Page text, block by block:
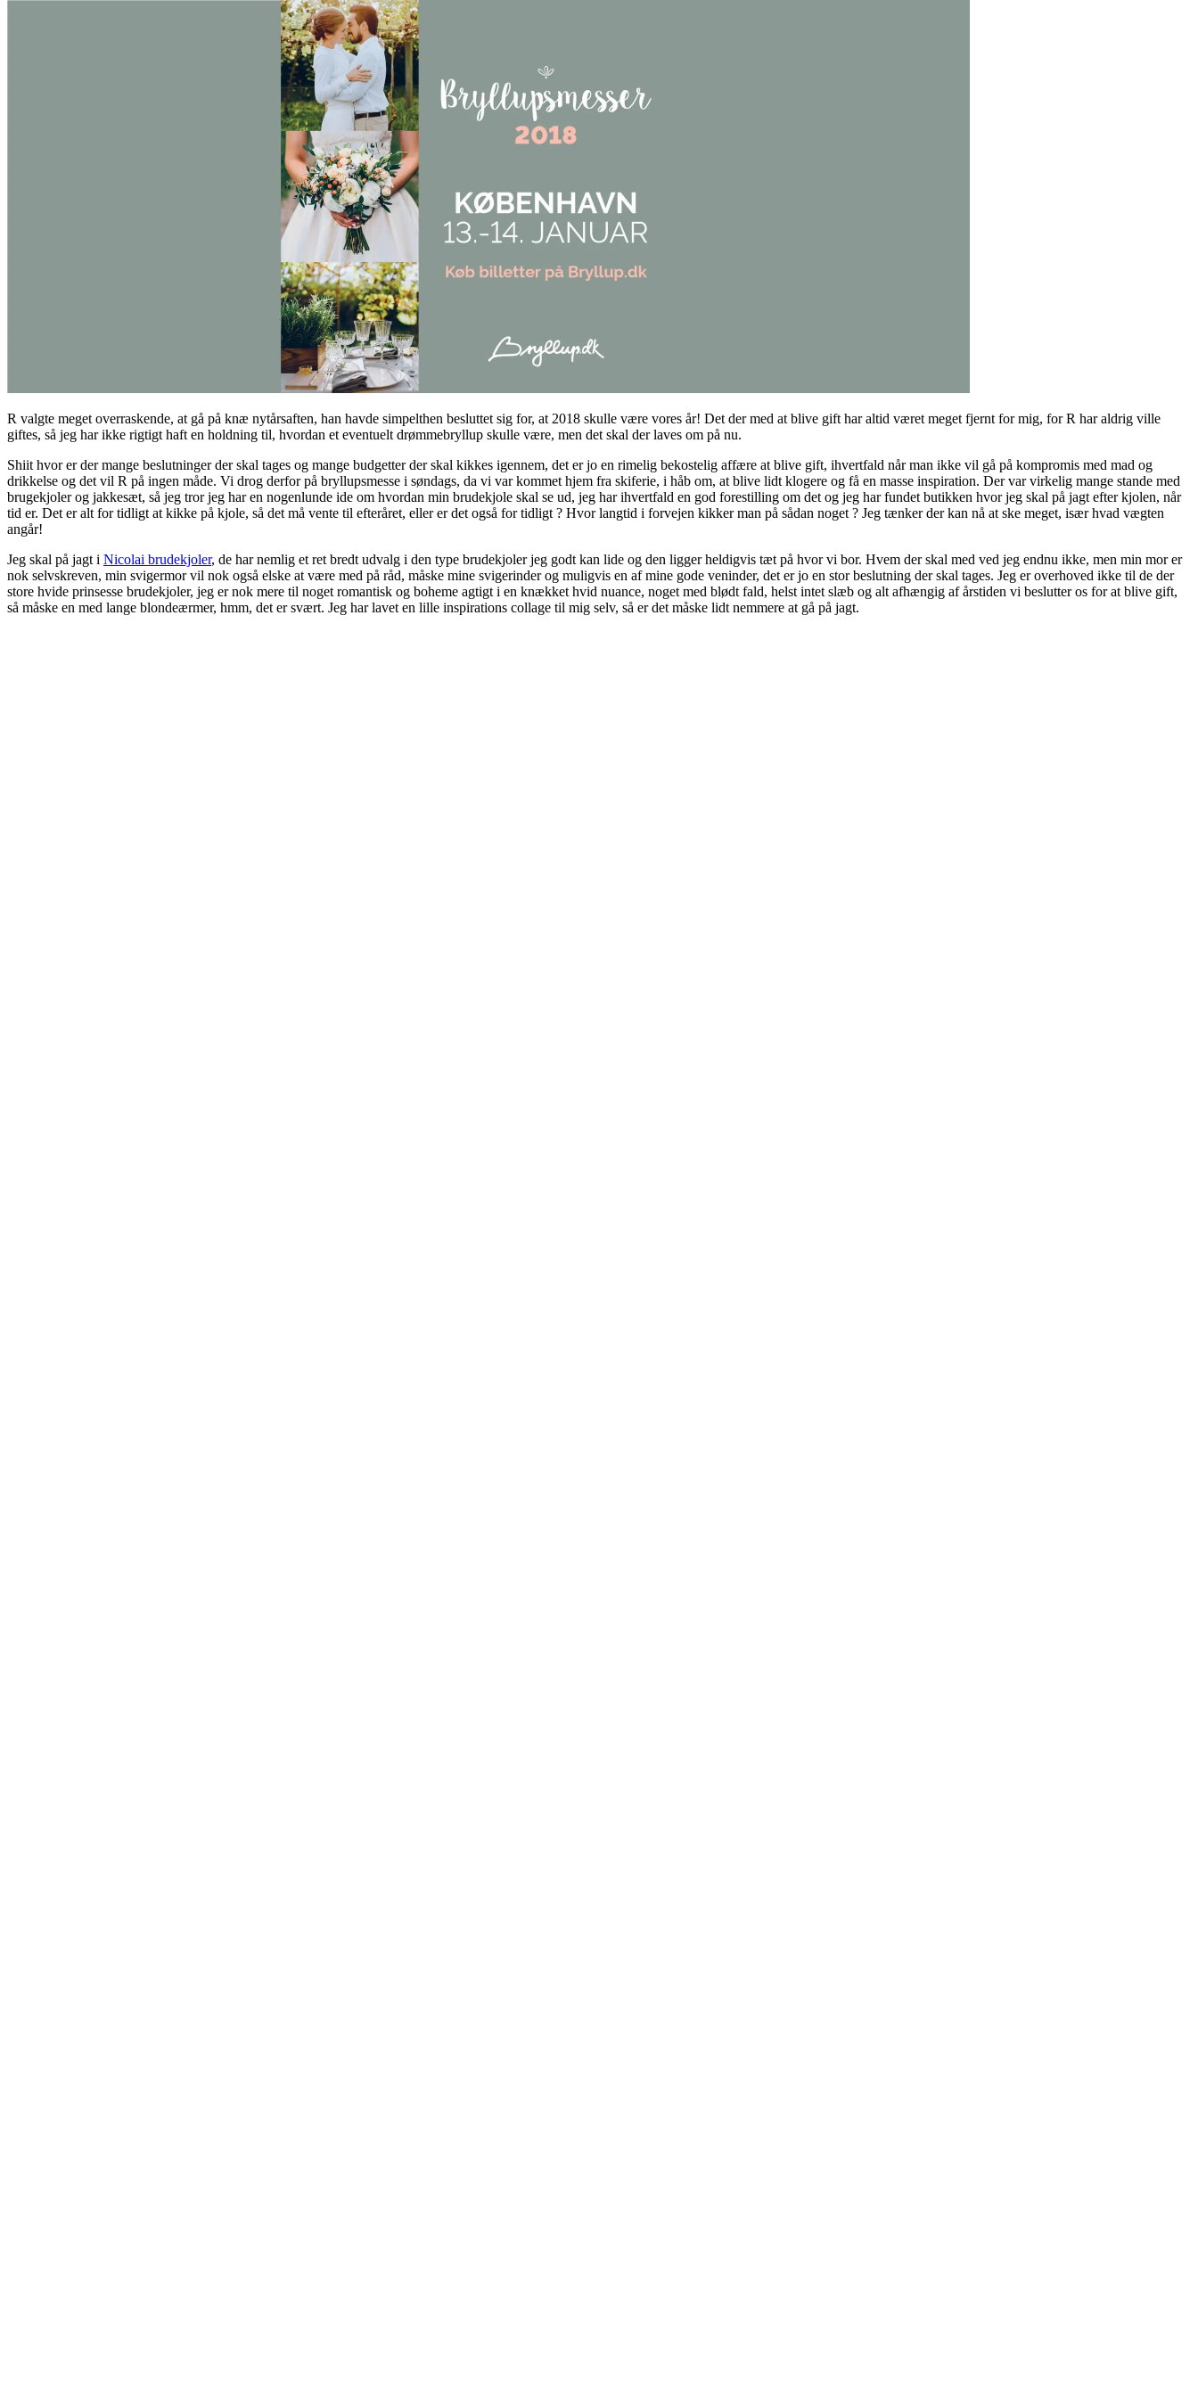
R valgte meget overraskende, at gå på knæ nytårsaften, han havde simpelthen besluttet sig for, at 2018 skulle være vores år! Det der med at blive gift har altid været meget fjernt for mig, for R har aldrig ville
giftes, så jeg har ikke rigtigt haft en holdning til, hvordan et eventuelt drømmebryllup skulle være, men det skal der laves om på nu.
Shiit hvor er der mange beslutninger der skal tages og mange budgetter der skal kikkes igennem, det er jo en rimelig bekostelig affære at blive gift, ihvertfald når man ikke vil gå på kompromis med mad og
drikkelse og det vil R på ingen måde. Vi drog derfor på bryllupsmesse i søndags, da vi var kommet hjem fra skiferie, i håb om, at blive lidt klogere og få en masse inspiration. Der var virkelig mange stande med
brugekjoler og jakkesæt, så jeg tror jeg har en nogenlunde ide om hvordan min brudekjole skal se ud, jeg har ihvertfald en god forestilling om det og jeg har fundet butikken hvor jeg skal på jagt efter kjolen, når
tid er. Det er alt for tidligt at kikke på kjole, så det må vente til efteråret, eller er det også for tidligt ? Hvor langtid i forvejen kikker man på sådan noget ? Jeg tænker der kan nå at ske meget, især hvad vægten
angår!
Jeg skal på jagt i Nicolai brudekjoler, de har nemlig et ret bredt udvalg i den type brudekjoler jeg godt kan lide og den ligger heldigvis tæt på hvor vi bor. Hvem der skal med ved jeg endnu ikke, men min mor er
nok selvskreven, min svigermor vil nok også elske at være med på råd, måske mine svigerinder og muligvis en af mine gode veninder, det er jo en stor beslutning der skal tages. Jeg er overhoved ikke til de der
store hvide prinsesse brudekjoler, jeg er nok mere til noget romantisk og boheme agtigt i en knækket hvid nuance, noget med blødt fald, helst intet slæb og alt afhængig af årstiden vi beslutter os for at blive gift,
så måske en med lange blondeærmer, hmm, det er svært. Jeg har lavet en lille inspirations collage til mig selv, så er det måske lidt nemmere at gå på jagt.